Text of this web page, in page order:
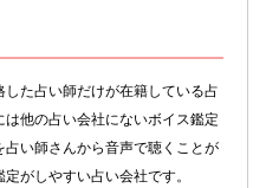
た占い師だけが在籍している占
他の占い会社にないボイス鑑定
い師さんから音声で聴くことが
がしやすい占い会社です。